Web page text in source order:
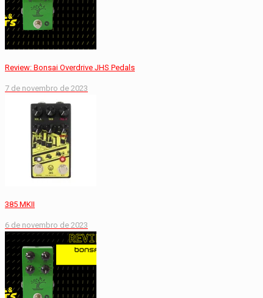
Review: Bonsai Overdrive JHS Pedals
7 de novembro de 2023
385 MKII
6 de novembro de 2023